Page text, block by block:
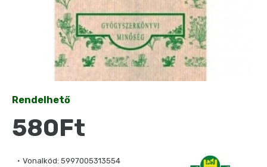
Vonalkód: 5997005313554
Rendelhető
580Ft